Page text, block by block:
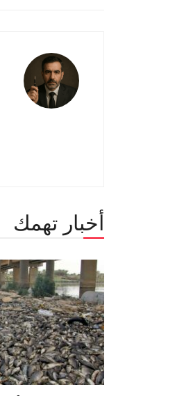
أخبار تهمك